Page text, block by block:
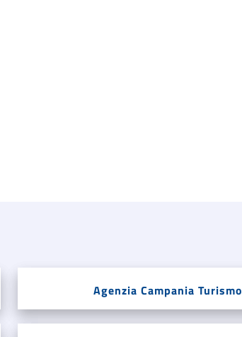
Agenzia Campania Turismo